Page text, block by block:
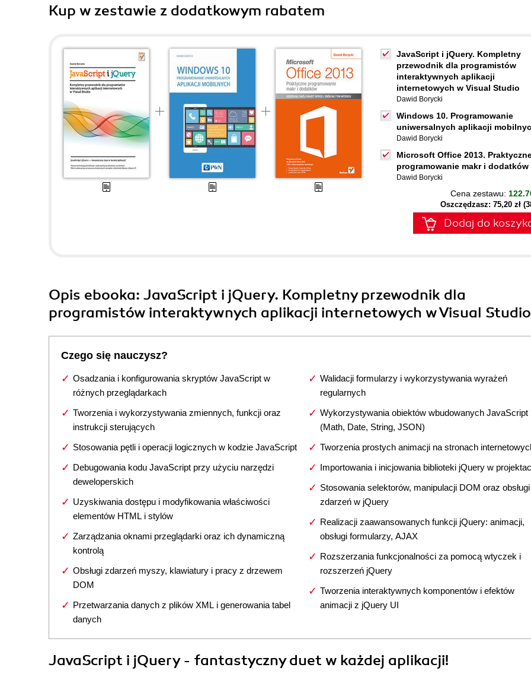
Kup w zestawie z dodatkowym rabatem
JavaScript i jQuery. Kompletny
przewodnik dla programistów
interaktywnych aplikacji
internetowych w Visual Studio
Dawid Borycki
Windows 10. Programowanie
uniwersalnych aplikacji
Dawid Borycki
Microsoft Office 2013.
programowanie makr i dodatków
Dawid Borycki
Cena zestawu:
Oszczędzasz: 75,20 zł
Dodaj do
Opis ebooka: JavaScript i jQuery. Kompletny przewodnik dla
programistów interaktywnych aplikacji internetowych w Visual Studio
Czego się nauczysz?
Osadzania i konfigurowania skryptów JavaScript w
różnych przeglądarkach
Tworzenia i wykorzystywania zmiennych, funkcji oraz
instrukcji sterujących
Stosowania pętli i operacji logicznych w kodzie JavaScript
Debugowania kodu JavaScript przy użyciu narzędzi
deweloperskich
Uzyskiwania dostępu i modyfikowania właściwości
elementów HTML i stylów
Zarządzania oknami przeglądarki oraz ich dynamiczną
kontrolą
Obsługi zdarzeń myszy, klawiatury i pracy z drzewem
DOM
Przetwarzania danych z plików XML i generowania tabel
danych
Walidacji formularzy i wykorzystywania wyrażeń
regularnych
Wykorzystywania obiektów wbudowanych JavaScript
(Math, Date, String, JSON)
Tworzenia prostych animacji na stronach
Importowania i inicjowania biblioteki jQuery w
Stosowania selektorów, manipulacji DOM oraz obsługi
zdarzeń w jQuery
Realizacji zaawansowanych funkcji jQuery: animacji,
obsługi formularzy, AJAX
Rozszerzania funkcjonalności za pomocą wtyczek i
rozszerzeń jQuery
Tworzenia interaktywnych komponentów i efektów
animacji z jQuery UI
JavaScript i jQuery - fantastyczny duet w każdej aplikacji!